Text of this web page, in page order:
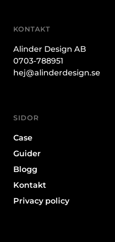
KONTAKT
Alinder Design AB
0703-788951
hej@alinderdesign.se
SIDOR
Case
Guider
Blogg
Kontakt
Privacy policy